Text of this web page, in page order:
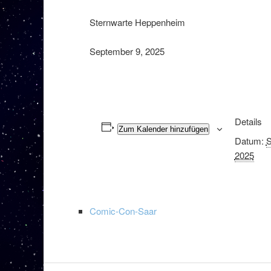
Sternwarte Heppenheim
September 9, 2025
Zum Kalender hinzufügen
Details
Datum:
2025
Comic-Con-Saar